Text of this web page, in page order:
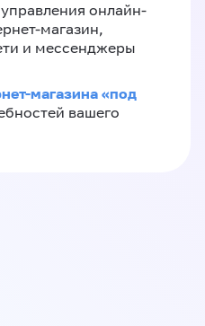
онлайн-
магазин,
и мессенджеры
магазина «под
вашего